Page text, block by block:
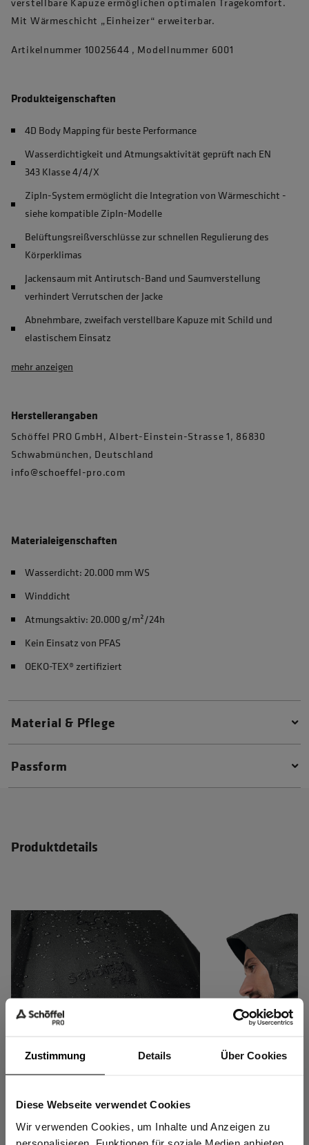
Zustimmung Details Über Cookies
Diese Webseite verwendet Cookies
Wir verwenden Cookies, um Inhalte und Anzeigen zu
personalisieren, Funktionen für soziale Medien anbieten
Mit Wärmeschicht „Einheizer“ erweiterbar.
Artikelnummer 10025644 , Modellnummer 6001
Produkteigenschaften
4D Body Mapping für beste Performance
Wasserdichtigkeit und Atmungsaktivität geprüft nach EN
343 Klasse 4/4/X
ZipIn-System ermöglicht die Integration von Wärmeschicht -
siehe kompatible ZipIn-Modelle
Belüftungsreißverschlüsse zur schnellen Regulierung des
Körperklimas
Jackensaum mit Antirutsch-Band und Saumverstellung
verhindert Verrutschen der Jacke
Abnehmbare, zweifach verstellbare Kapuze mit Schild und
elastischem Einsatz
mehr anzeigen
Herstellerangaben
Schöffel PRO GmbH, Albert-Einstein-Strasse 1, 86830
Schwabmünchen, Deutschland
info@schoeffel-pro.com
Materialeigenschaften
Wasserdicht: 20.000 mm WS
Winddicht
Atmungsaktiv: 20.000 g/m²/24h
Kein Einsatz von PFAS
OEKO-TEX® zertifiziert
Material & Pflege
Passform
Produktdetails
Wasserdichtigkeit und
Dank 20.000 mm
Sind Sie
Gewerbetreibender?